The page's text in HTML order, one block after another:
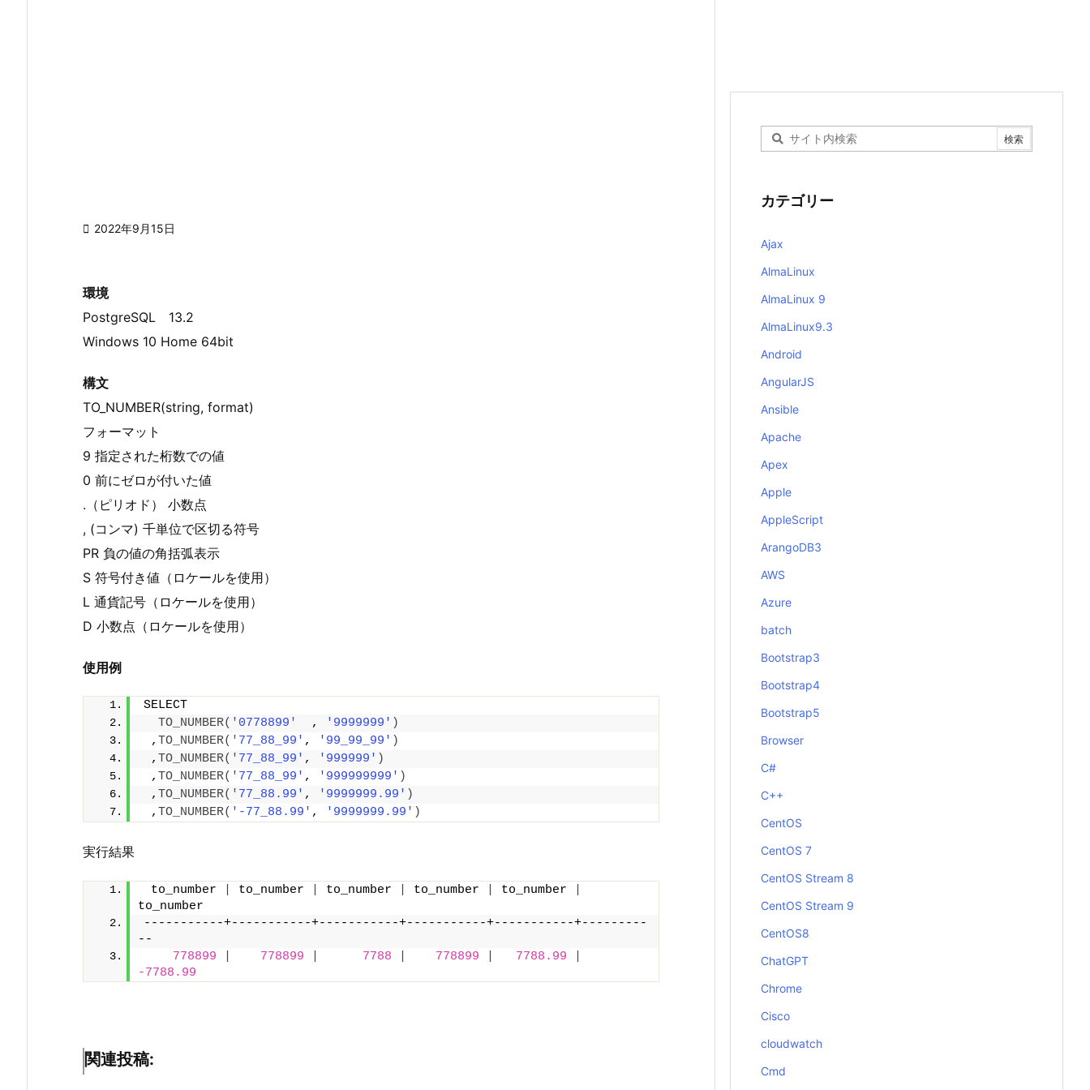
 2022年9月15日
環境
PostgreSQL 13.2
Windows 10 Home 64bit
構文
TO_NUMBER(string, format)
フォーマット
9 指定された桁数での値
0 前にゼロが付いた値
.（ピリオド） 小数点
, (コンマ) 千単位で区切る符号
PR 負の値の角括弧表示
S 符号付き値（ロケールを使用）
L 通貨記号（ロケールを使用）
D 小数点（ロケールを使用）
使用例
SELECT
TO_NUMBER( '0778899'
  ,
'9999999' )
, TO_NUMBER( '77_88_99' , '99_99_99' )
, TO_NUMBER( '77_88_99' , '999999' )
, TO_NUMBER( '77_88_99' , '999999999' )
, TO_NUMBER( '77_88.99' , '9999999.99' )
, TO_NUMBER( '-77_88.99' , '9999999.99' )
実行結果
to_number to_number to_number to_number to_number
to_number
-----------+-----------+-----------+-----------+-----------+---------
--
778899
778899 7788 778899 7788.99
-7788.99
関連投稿:
カテゴリー
Ajax
AlmaLinux
AlmaLinux 9
AlmaLinux9.3
Android
AngularJS
Ansible
Apache
Apex
Apple
AppleScript
ArangoDB3
AWS
Azure
batch
Bootstrap3
Bootstrap4
Bootstrap5
Browser
C#
C++
CentOS
CentOS 7
CentOS Stream 8
CentOS Stream 9
CentOS8
ChatGPT
Chrome
Cisco
cloudwatch
Cmd